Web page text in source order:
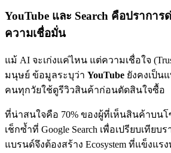
YouTube และ Search คือปรากา
ความเชื่อมั่น
แม้ AI จะเก่งแค่ไหน แต่ความเชื่อใจ
มนุษย์ ข้อมูลระบุว่า YouTube ยังคงเป็น
คนทุกวัยใช้ดูรีวิวสินค้าก่อนตัดสินใจซื้อ
ที่น่าสนใจคือ 70% ของผู้ที่เห็นสินค้าบนโ
เช็กซ้ำที่ Google Search เพื่อเปรียบเทียบ
แบรนด์จึงต้องสร้าง Ecosystem ที่แข็งแ